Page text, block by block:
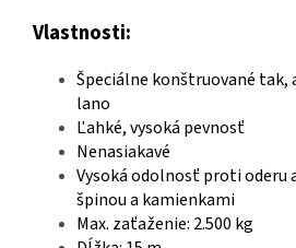
Vlastnosti:
Špeciálne konštruované tak,
lano
Ľahké, vysoká pevnosť
Nenasiakavé
Vysoká odolnosť proti oderu
špinou a kamienkami
Max. zaťaženie: 2.500 kg